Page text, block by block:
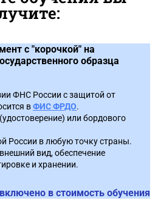
контракта
с использованием
контракта
с использованием
Порядок обжалования
заказчика, УО, комиссии
жалобы
права и полномочия
и виды
с "корочкой" на
образца
ФНС России с защитой от
вФИС ФРДО.
или бордового
России в любую точку страны.
вид, обеспечение
и хранении.
включено в стоимость обучения